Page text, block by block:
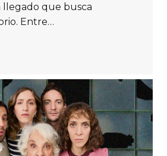
llegado que busca
Entre…